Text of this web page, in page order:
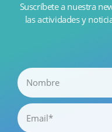
Suscríbete a nuestra
las actividades y